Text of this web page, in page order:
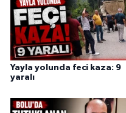
Yayla yolunda feci kaza: 9
yaralı